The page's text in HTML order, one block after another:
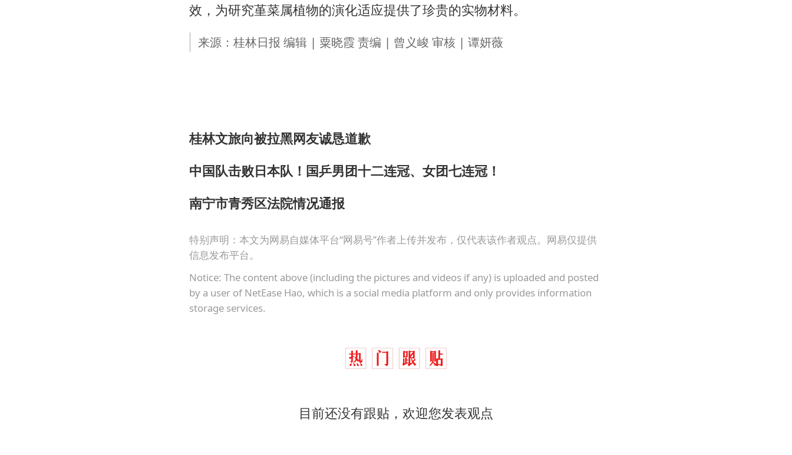
效，为研究堇菜属植物的演化适应提供了珍贵的实物材料。
来源：桂林日报 编辑 | 粟晓霞 责编 | 曾义峻 审核 | 谭妍薇
桂林文旅向被拉黑网友诚恳道歉
中国队击败日本队！国乒男团十二连冠、女团七连冠！
南宁市青秀区法院情况通报
特别声明：本文为网易自媒体平台“网易号”作者上传并发布，仅代表该作者观点。网易仅提供
信息发布平台。
Notice: The content above (including the pictures and videos if any) is uploaded and posted
by a user of NetEase Hao, which is a social media platform and only provides information
storage services.
目前还没有跟贴，欢迎您发表观点